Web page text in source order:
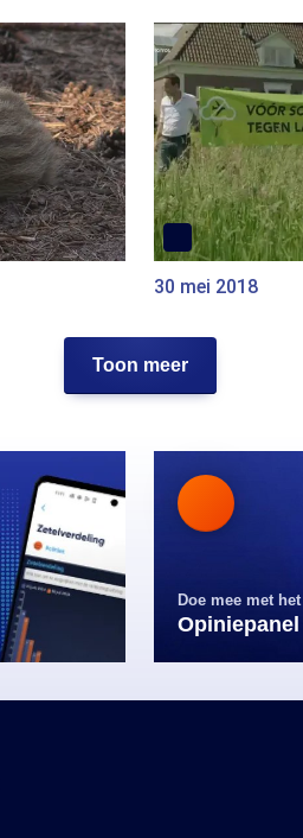
30 mei 2018
Toon meer
Doe mee met het
Opiniepanel